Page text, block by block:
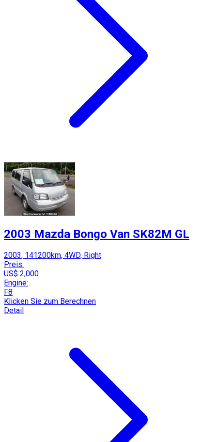
2003 Mazda Bongo Van SK82M GL
2003, 141200km, 4WD, Right
Preis:
US$ 2,000
Engine:
F8
Klicken Sie zum Berechnen
Detail